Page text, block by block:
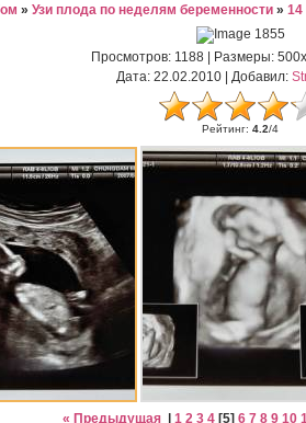
» Узи плода по неделям беременности » 14
Просмотров: 1188 | Размеры:
Дата: 22.02.2010 | Добавил:
Рейтинг: 4.2/4
« Предыдущая 1 2 3 4 [5] 6 7 8 9 10